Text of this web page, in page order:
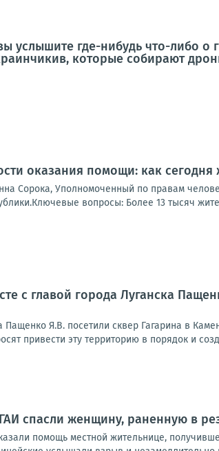
услышите где-нибудь что-либо о
которые собирают
оказания помощи: как
Сорока, Уполномоченный по правам
вопросы: Более 13 тысяч
с главой города Луганска
Пащенко Я.В. посетили сквер Гагарина в
привести эту территорию в порядок и
спасли женщину, раненную в
помощь местной жительнице,